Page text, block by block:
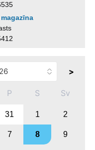
>
P S Sv
31 1 2
7 8 9